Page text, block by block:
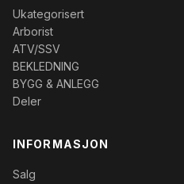
Ukategorisert
Arborist
ATV/SSV
BEKLEDNING
BYGG & ANLEGG
Deler
INFORMASJON
Salg